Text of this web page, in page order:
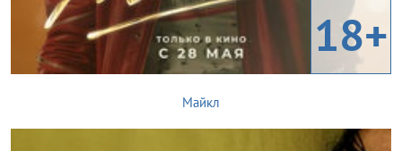
18+
Майкл